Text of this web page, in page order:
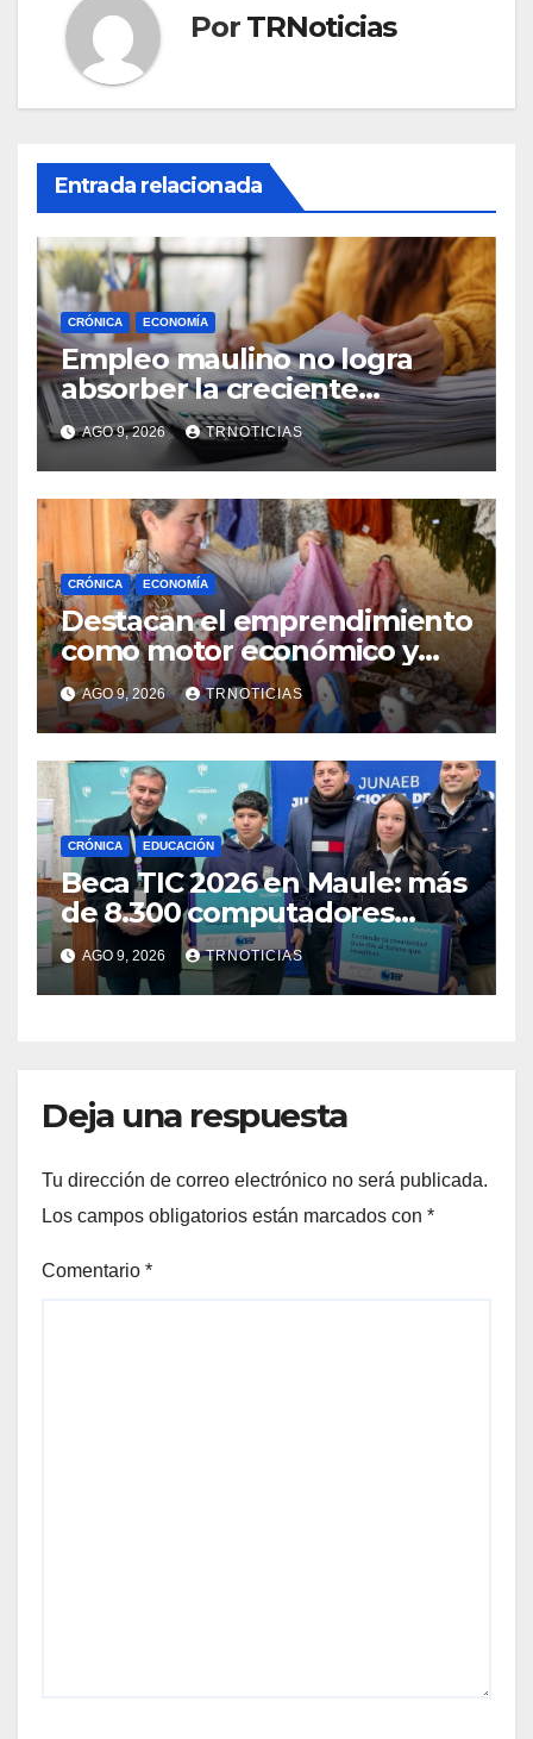
Por TRNoticias
Entrada relacionada
CRÓNICA ECONOMÍA
Empleo maulino no logra
absorber la creciente
demanda por trabajo
AGO 9, 2026 TRNOTICIAS
CRÓNICA ECONOMÍA
Destacan el emprendimiento
como motor económico y
anuncia fortalecer apoyos
para empleo autónomo
AGO 9, 2026 TRNOTICIAS
CRÓNICA EDUCACIÓN
Beca TIC 2026 en Maule: más
de 8.300 computadores
están siendo entregados en
la región
AGO 9, 2026 TRNOTICIAS
Deja una respuesta
Tu dirección de correo electrónico no será publicada.
Los campos obligatorios están marcados con *
Comentario *